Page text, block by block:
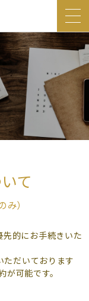
て
み）
的にお手続きいた
ただいております
が可能です。